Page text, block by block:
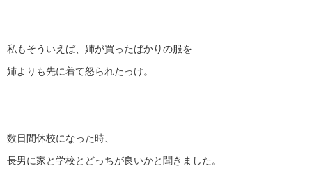
私もそういえば、姉が買ったばかりの服を
姉よりも先に着て怒られたっけ。
数日間休校になった時、
長男に家と学校とどっちが良いかと聞きました。